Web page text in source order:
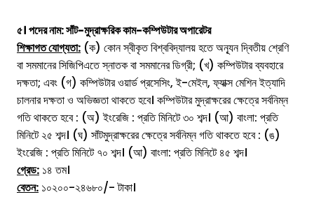
৫। পদের নাম:সাঁট-মুদ্রাক্ষরিক কাম-কম্পিউটার অপারেটর
শিক্ষাগত যোগ্যতা: (ক) কোন স্বীকৃত বিশ্ববিদ্যালয় হতে অন্যূন দ্বিতীয় শ্রেণি
বা সমমানের সিজিপিএতে স্নাতক বা সমমানের ডিগ্রী; (খ) কম্পিউটার ব্যবহারে
দক্ষতা; এবং (গ) কম্পিউটার ওয়ার্ড প্রসেসিং, ই-মেইল, ফ্যাক্স মেশিন ইত্যাদি
চালনার দক্ষতা ও অভিজ্ঞতা থাকতে হবে। কম্পিউটার মুদ্রাক্ষরের ক্ষেত্রে সর্বনিম্ন
গতি থাকতে হবে : (অ) ইংরেজি : প্রতি মিনিটে ৩০ শব্দ। (আ) বাংলা: প্রতি
মিনিটে ২৫ শব্দ। (ঘ) সাঁটমুদ্রাক্ষরের ক্ষেত্রে সর্বনিম্ন গতি থাকতে হবে : (ঙ)
ইংরেজি : প্রতি মিনিটে ৭০ শব্দ। (আ) বাংলা: প্রতি মিনিটে ৪৫ শব্দ।
গ্রেড: ১৪ তম।
বেতন: ১০২০০-২৪৬৮০/- টাকা।